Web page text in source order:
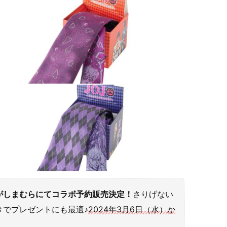
まむらにてコラボ予約販売決定！ さりげない
プレゼントにも最適♪2024年3月6日（水）か